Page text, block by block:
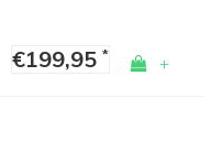
€199,95 * +